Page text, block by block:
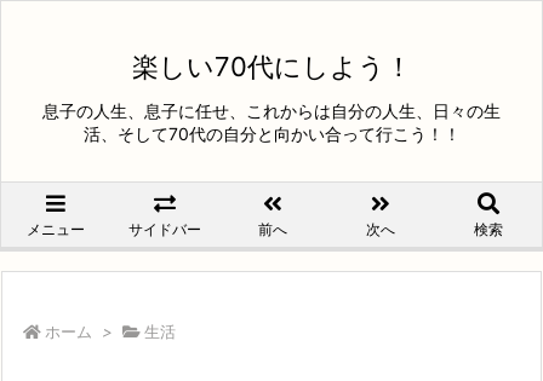
楽しい70代にしよう！
息子の人生、息子に任せ、これからは自分の人生、日々の生
活、そして70代の自分と向かい合って行こう！！
メニュー サイドバー 前へ 次へ 検索
ホーム > 生活